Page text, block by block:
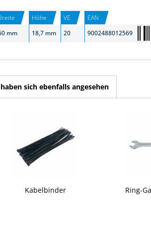
Höhe VE
EAN
mm 18,7 mm 20 9002488012569
sich ebenfalls angesehen
Kabelbinder Ring-